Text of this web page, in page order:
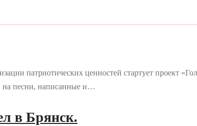
патриотических ценностей стартует проект
на песни, написанные и…
в Брянск.